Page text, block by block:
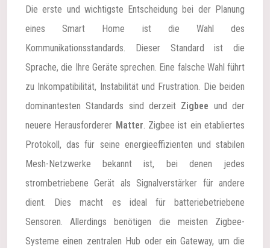
Die erste und wichtigste Entscheidung bei der Planung
eines Smart Home ist die Wahl des
Kommunikationsstandards. Dieser Standard ist die
Sprache, die Ihre Geräte sprechen. Eine falsche Wahl führt
zu Inkompatibilität, Instabilität und Frustration. Die beiden
dominantesten Standards sind derzeit Zigbee und der
neuere Herausforderer Matter. Zigbee ist ein etabliertes
Protokoll, das für seine energieeffizienten und stabilen
Mesh-Netzwerke bekannt ist, bei denen jedes
strombetriebene Gerät als Signalverstärker für andere
dient. Dies macht es ideal für batteriebetriebene
Sensoren. Allerdings benötigen die meisten Zigbee-
Systeme einen zentralen Hub oder ein Gateway, um die